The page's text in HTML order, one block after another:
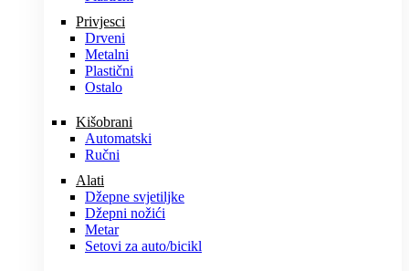
Privjesci
Drveni
Metalni
Plastični
Ostalo
Kišobrani
Automatski
Ručni
Alati
Džepne svjetiljke
Džepni nožići
Metar
Setovi za auto/bicikl